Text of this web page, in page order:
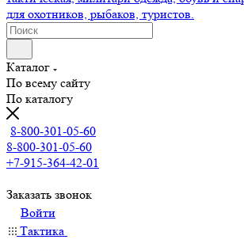
Каталог
По всему сайту
По каталогу
8-800-301-05-60
8-800-301-05-60
+7-915-364-42-01
Заказать звонок
Войти
Тактика